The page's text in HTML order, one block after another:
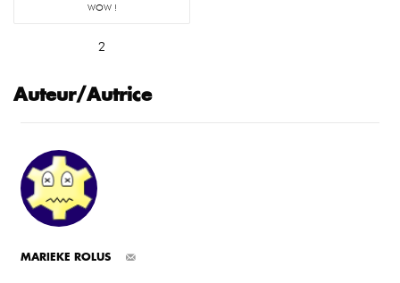
WOW !
2
Auteur/Autrice
MARIEKE ROLUS